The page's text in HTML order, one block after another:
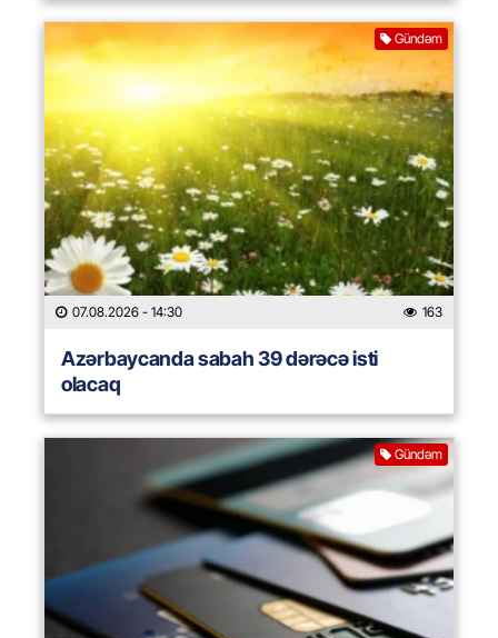
Gündəm
07.08.2026 - 14:30 163
Azərbaycanda sabah 39 dərəcə isti
olacaq
Gündəm